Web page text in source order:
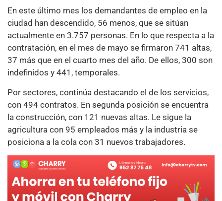
En este último mes los demandantes de empleo en la
ciudad han descendido, 56 menos, que se sitúan
actualmente en 3.757 personas. En lo que respecta a la
contratación, en el mes de mayo se firmaron 741 altas,
37 más que en el cuarto mes del año. De ellos, 300 son
indefinidos y 441, temporales.
Por sectores, continúa destacando el de los servicios,
con 494 contratos. En segunda posición se encuentra
la construcción, con 121 nuevas altas. Le sigue la
agricultura con 95 empleados más y la industria se
posiciona a la cola con 31 nuevos trabajadores.